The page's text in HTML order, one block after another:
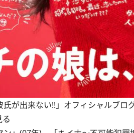
氏が出来ない!!」オフィシャルブロ